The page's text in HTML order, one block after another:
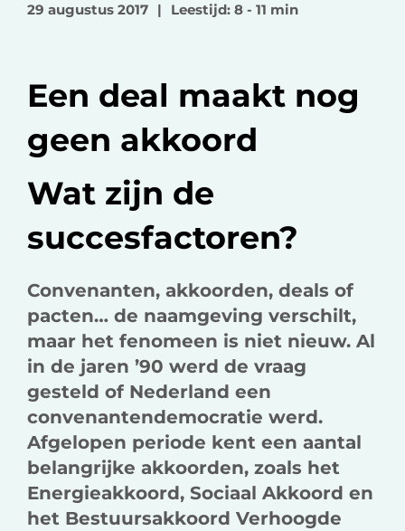
c
n
-
m
29 augustus 2017 | Leestijd: 8 - 11 min
Een deal maakt nog
geen akkoord
Wat zijn de
succesfactoren?
Convenanten, akkoorden, deals of
pacten… de naamgeving verschilt,
maar het fenomeen is niet nieuw. Al
in de jaren ’90 werd de vraag
gesteld of Nederland een
convenantendemocratie werd.
Afgelopen periode kent een aantal
belangrijke akkoorden, zoals het
Energieakkoord, Sociaal Akkoord en
het Bestuursakkoord Verhoogde